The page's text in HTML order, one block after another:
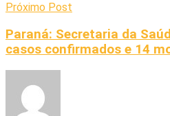
Próximo Post
Paraná: Secretaria da
casos confirmados e 14